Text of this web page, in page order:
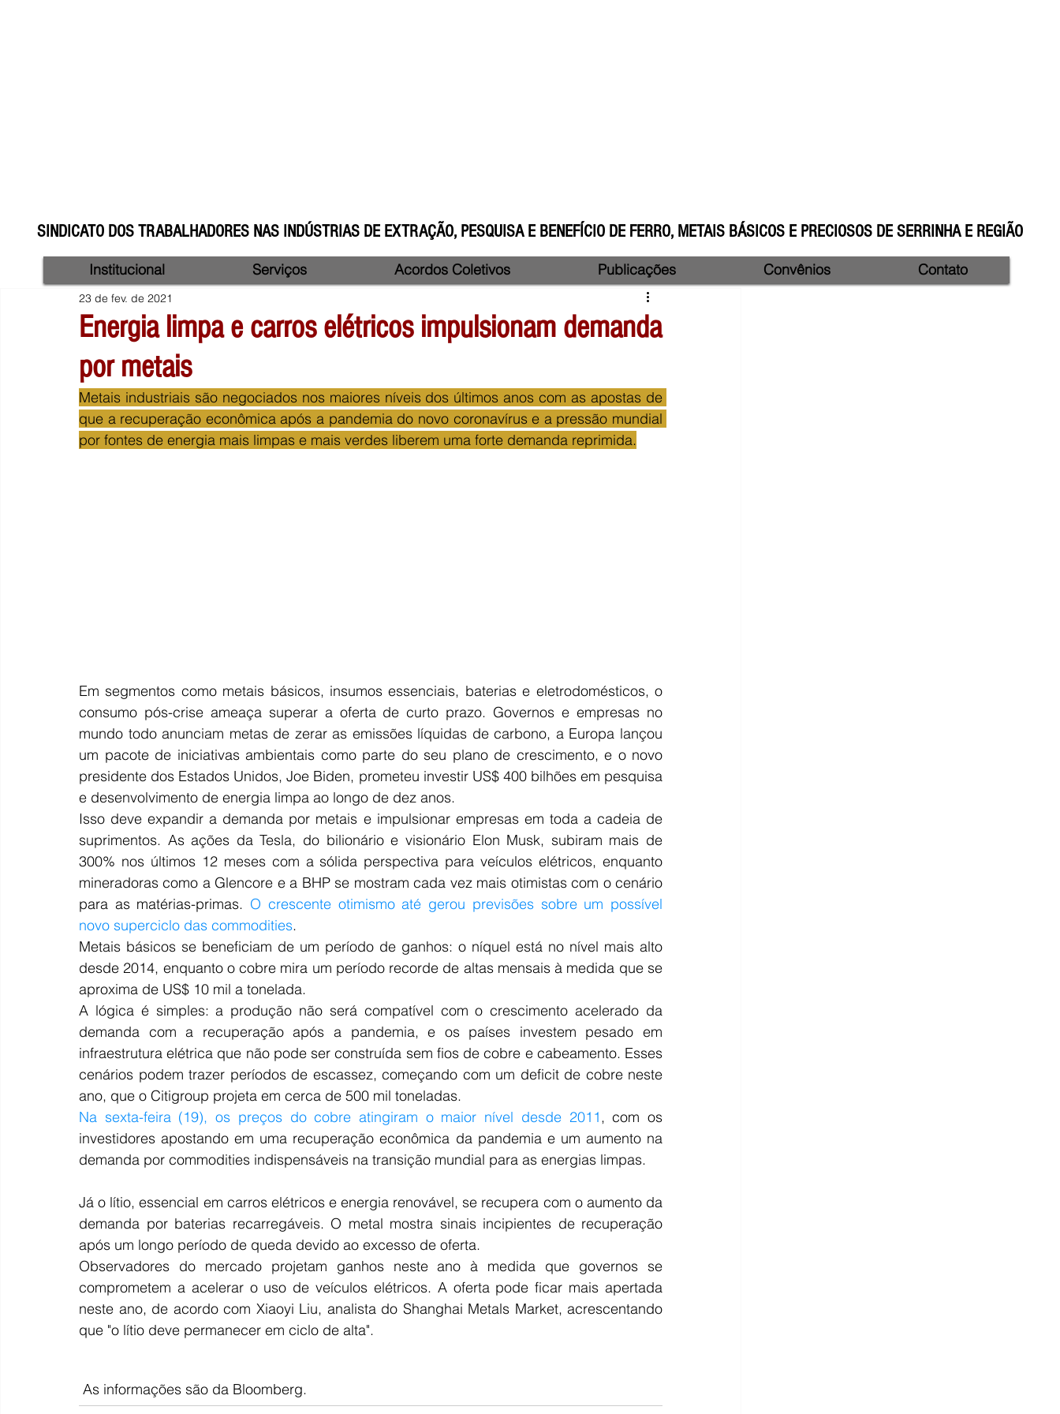
SINDICATO DOS TRABALHADORES NAS INDÚSTRIAS DE EXTRAÇÃO, PESQUISA E BENEFÍCIO DE FERRO, METAIS BÁSICOS E PRECIOSOS DE SERRINHA E REGIÃO
Energia limpa e carros elétricos impulsionam demanda
por metais
23 de fev. de 2021
Metais industriais são negociados nos maiores níveis dos últimos anos com as apostas de
que a recuperação econômica após a pandemia do novo coronavírus e a pressão mundial
por fontes de energia mais limpas e mais verdes liberem uma forte demanda reprimida.
Em segmentos como metais básicos, insumos essenciais, baterias e eletrodomésticos, o
consumo pós-crise ameaça superar a oferta de curto prazo. Governos e empresas no
mundo todo anunciam metas de zerar as emissões líquidas de carbono, a Europa lançou
um pacote de iniciativas ambientais como parte do seu plano de crescimento, e o novo
presidente dos Estados Unidos, Joe Biden, prometeu investir US$ 400 bilhões em pesquisa
e desenvolvimento de energia limpa ao longo de dez anos.
Isso deve expandir a demanda por metais e impulsionar empresas em toda a cadeia de
suprimentos. As ações da Tesla, do bilionário e visionário Elon Musk, subiram mais de
300% nos últimos 12 meses com a sólida perspectiva para veículos elétricos, enquanto
mineradoras como a Glencore e a BHP se mostram cada vez mais otimistas com o cenário
para as matérias-primas. O crescente otimismo até gerou previsões sobre um possível
novo superciclo das commodities.
Metais básicos se beneficiam de um período de ganhos: o níquel está no nível mais alto
desde 2014, enquanto o cobre mira um período recorde de altas mensais à medida que se
aproxima de US$ 10 mil a tonelada.
A lógica é simples: a produção não será compatível com o crescimento acelerado da
demanda com a recuperação após a pandemia, e os países investem pesado em
infraestrutura elétrica que não pode ser construída sem fios de cobre e cabeamento. Esses
cenários podem trazer períodos de escassez, começando com um deficit de cobre neste
ano, que o Citigroup projeta em cerca de 500 mil toneladas.
Na sexta-feira (19), os preços do cobre atingiram o maior nível desde 2011, com os
investidores apostando em uma recuperação econômica da pandemia e um aumento na
demanda por commodities indispensáveis na transição mundial para as energias limpas.
Já o lítio, essencial em carros elétricos e energia renovável, se recupera com o aumento da
demanda por baterias recarregáveis. O metal mostra sinais incipientes de recuperação
após um longo período de queda devido ao excesso de oferta.
Observadores do mercado projetam ganhos neste ano à medida que governos se
comprometem a acelerar o uso de veículos elétricos. A oferta pode ficar mais apertada
neste ano, de acordo com Xiaoyi Liu, analista do Shanghai Metals Market, acrescentando
que "o lítio deve permanecer em ciclo de alta".
As informações são da Bloomberg.
Institucional Serviços Acordos Coletivos Publicações Convênios Contato